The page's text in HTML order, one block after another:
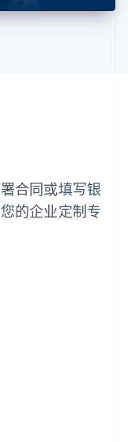
合同或填写银
的企业定制专